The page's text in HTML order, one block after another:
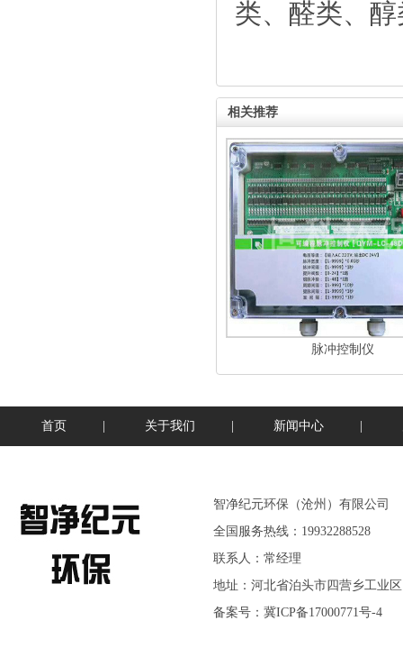
类、醛类、
相关推荐
脉冲控制仪
首页 关于我们 新闻中心
智净纪元环保（沧州）有限公司
全国服务热线：19932288528
联系人：常经理
地址：河北省泊头市四营乡工业区
备案号： 冀ICP备17000771号-4